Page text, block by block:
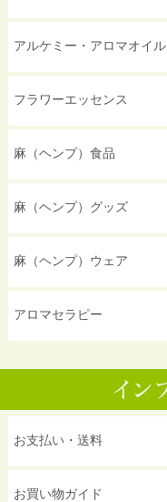
アルケミー・アロマオイル
フラワーエッセンス
麻（ヘンプ）食品
麻（ヘンプ）グッズ
麻（ヘンプ）ウェア
アロマセラピー
お支払い・送料
お買い物ガイド